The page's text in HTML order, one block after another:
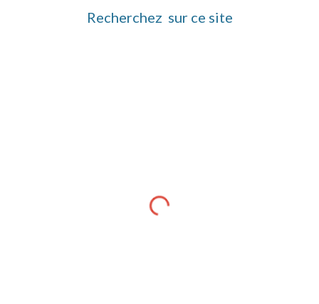
Recherchez sur ce site